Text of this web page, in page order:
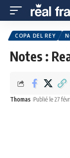
COPA DEL REY
Notes :
Thomas Publié le 27